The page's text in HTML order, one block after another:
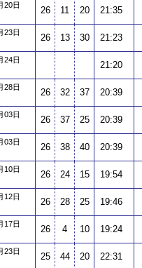
20日
26 11 20 21:35
23日
26 13 30 21:23
24日
21:20
28日
26 32 37 20:39
03日
26 37 25 20:39
03日
26 38 40 20:39
10日
26 24 15 19:54
12日
26 28 25 19:46
17日
26 4 10 19:24
23日
25 44 20 22:31